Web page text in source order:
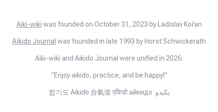
Aiki-wiki was founded on October 31, 2023 by Ladislav Kořan
Aïkido Journal was founded in late 1993 by Horst Schwickerath
Aiki-wiki and Aikido Journal were unified in 2026.
“Enjoy aikido, practice, and be happy!”
합기도 Aikido 合氣道 एकिडो айкидо يكيدو